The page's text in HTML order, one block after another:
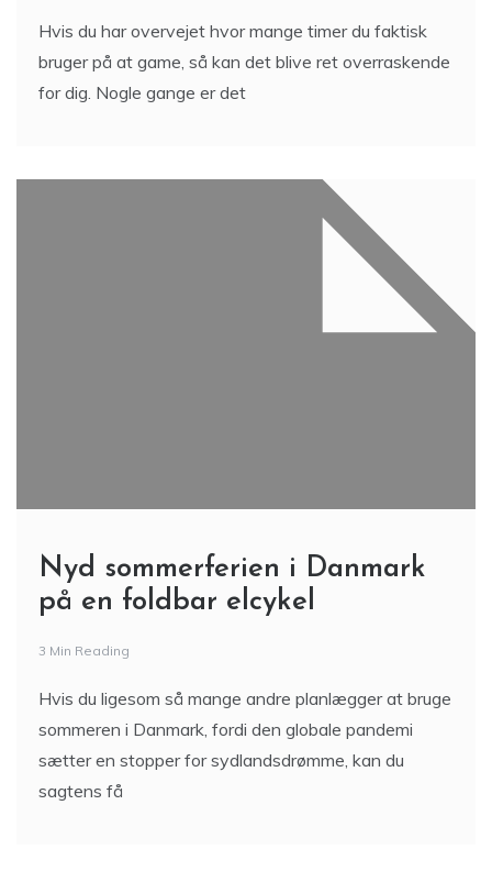
Hvis du har overvejet hvor mange timer du faktisk
bruger på at game, så kan det blive ret overraskende
for dig. Nogle gange er det
Nyd sommerferien i Danmark
på en foldbar elcykel
3 Min Reading
Hvis du ligesom så mange andre planlægger at bruge
sommeren i Danmark, fordi den globale pandemi
sætter en stopper for sydlandsdrømme, kan du
sagtens få